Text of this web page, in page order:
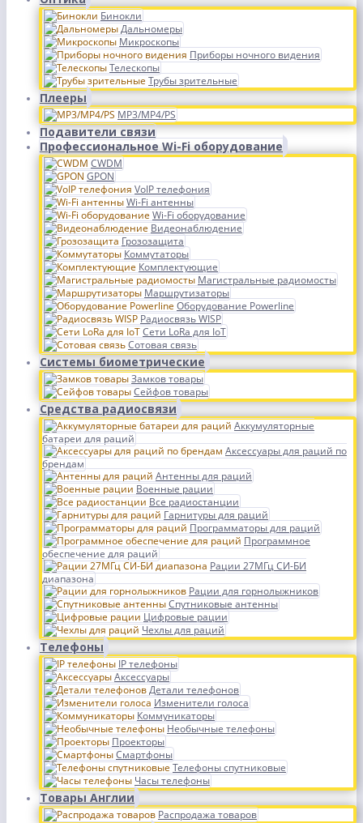
Бинокли
Дальномеры
Микроскопы
Приборы ночного видения
Телескопы
Трубы зрительные
Плееры
MP3/MP4/PS
Подавители связи
Профессиональное Wi-Fi оборудование
CWDM
GPON
VoIP телефония
Wi-Fi антенны
Wi-Fi оборудование
Видеонаблюдение
Грозозащита
Коммутаторы
Комплектующие
Магистральные радиомосты
Маршрутизаторы
Оборудование Powerline
Радиосвязь WISP
Сети LoRa для IoT
Сотовая связь
Системы биометрические
Замков товары
Сейфов товары
Средства радиосвязи
Аккумуляторные
батареи для раций
Аксессуары для раций по
брендам
Антенны для раций
Военные рации
Все радиостанции
Гарнитуры для раций
Программаторы для раций
Программное
обеспечение для раций
Рации 27МГц СИ-БИ
диапазона
Рации для горнолыжников
Спутниковые антенны
Цифровые рации
Чехлы для раций
Телефоны
IP телефоны
Аксессуары
Детали телефонов
Изменители голоса
Коммуникаторы
Необычные телефоны
Проекторы
Смартфоны
Телефоны спутниковые
Часы телефоны
Товары Англии
Распродажа товаров